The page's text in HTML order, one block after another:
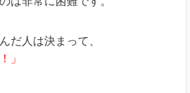
だ人は決まって、
」